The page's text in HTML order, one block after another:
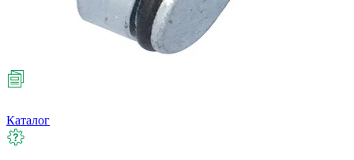
Каталог